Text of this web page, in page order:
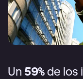
Un 59% de los